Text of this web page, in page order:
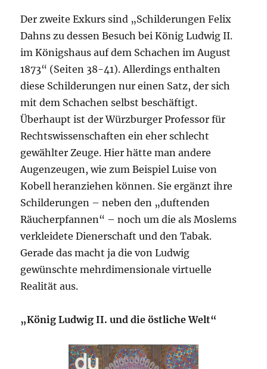
Der zweite Exkurs sind „Schilderungen Felix
Dahns zu dessen Besuch bei König Ludwig II.
im Königshaus auf dem Schachen im August
1873“ (Seiten 38-41). Allerdings enthalten
diese Schilderungen nur einen Satz, der sich
mit dem Schachen selbst beschäftigt.
Überhaupt ist der Würzburger Professor für
Rechtswissenschaften ein eher schlecht
gewählter Zeuge. Hier hätte man andere
Augenzeugen, wie zum Beispiel Luise von
Kobell heranziehen können. Sie ergänzt ihre
Schilderungen – neben den „duftenden
Räucherpfannen“ – noch um die als Moslems
verkleidete Dienerschaft und den Tabak.
Gerade das macht ja die von Ludwig
gewünschte mehrdimensionale virtuelle
Realität aus.
„König Ludwig II. und die östliche Welt“